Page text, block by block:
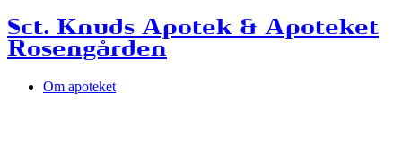
Sct. Knuds Apotek & Apoteket
Rosengården
Om apoteket